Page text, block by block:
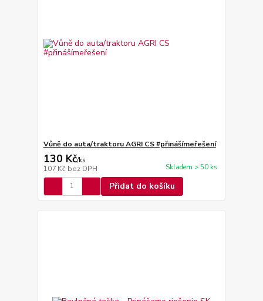
Vůně do auta/traktoru AGRI CS #přinášímeřešení
130 Kč/ks
107 Kč bez DPH Skladem > 50 ks
Přidat do košíku